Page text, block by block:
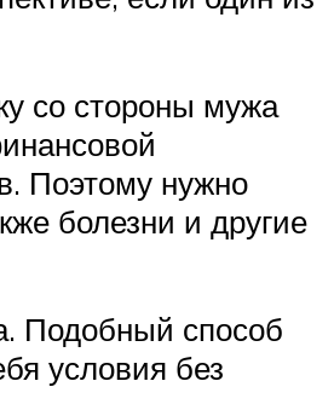
со стороны мужа
Поэтому нужно
болезни и другие
Подобный способ
условия без